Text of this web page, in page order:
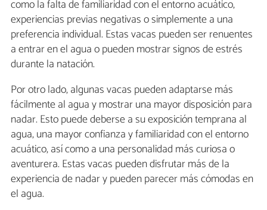
como la falta de familiaridad con el entorno acuático,
experiencias previas negativas o simplemente a una
preferencia individual. Estas vacas pueden ser renuentes
a entrar en el agua o pueden mostrar signos de estrés
durante la natación.
Por otro lado, algunas vacas pueden adaptarse más
fácilmente al agua y mostrar una mayor disposición para
nadar. Esto puede deberse a su exposición temprana al
agua, una mayor confianza y familiaridad con el entorno
acuático, así como a una personalidad más curiosa o
aventurera. Estas vacas pueden disfrutar más de la
experiencia de nadar y pueden parecer más cómodas en
el agua.